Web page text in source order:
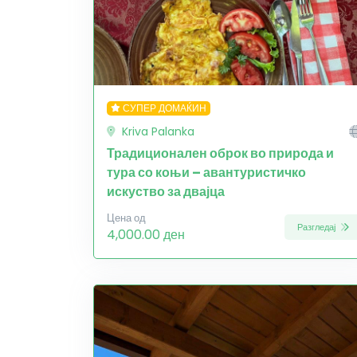
СУПЕР ДОМАЌИН
Kriva Palanka
Традиционален оброк во природа и
тура со коњи – авантуристичко
искуство за двајца
Цена од
4,000.00 ден Разгледај